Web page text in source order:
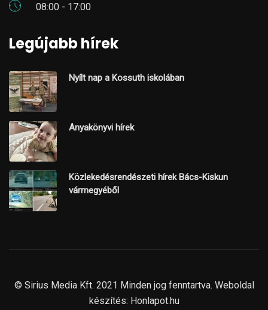
08:00 - 17:00
Legújabb hírek
Nyílt nap a Kossuth iskolában
Anyakönyvi hírek
Közlekedésrendészeti hírek Bács-Kiskun
vármegyéből
© Sirius Media Kft. 2021 Minden jog fenntartva. Weboldal
készítés: Honlapot.hu